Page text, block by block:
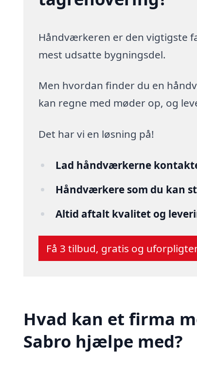
Håndværkeren er den vigtigste
mest udsatte bygningsdel.
Men hvordan finder du en
kan regne med møder op, og
Det har vi en løsning på!
Lad håndværkerne
Håndværkere som du kan
Altid aftalt kvalitet og
Få 3 tilbud, gratis og
Hvad kan et firma
Sabro hjælpe med?